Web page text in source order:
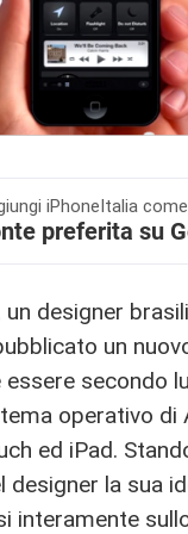
iPhoneItalia come
preferita su
un designer
un
secondo
operativo di
ed iPad.
designer la sua
interamente